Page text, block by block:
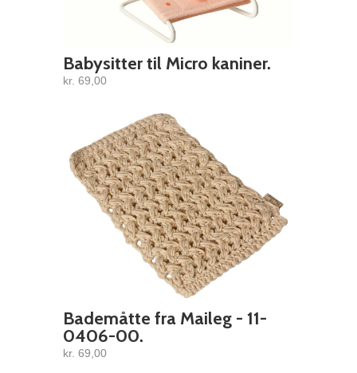
Babysitter til Micro kaniner.
kr. 69,00
Bademåtte fra Maileg - 11-
0406-00.
kr. 69,00